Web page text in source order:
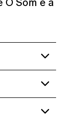
O Som e a